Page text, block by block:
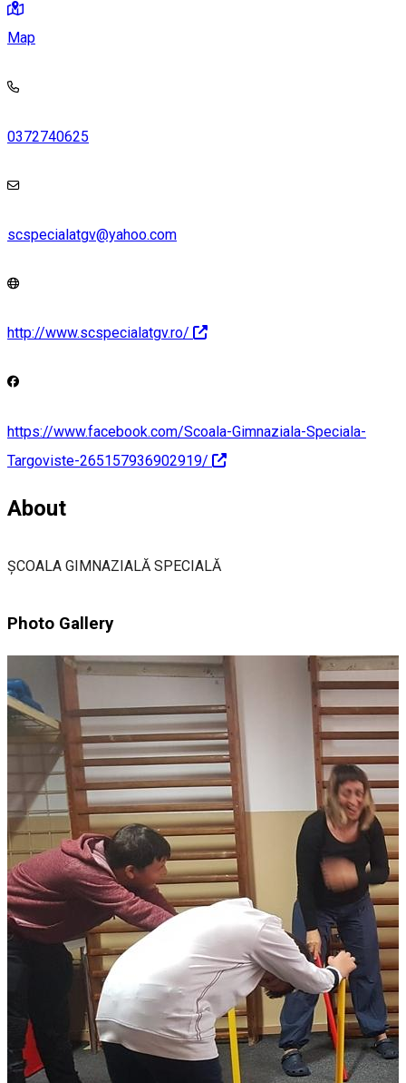
Map
0372740625
scspecialatgv@yahoo.com
http://www.scspecialatgv.ro/
https://www.facebook.com/Scoala-Gimnaziala-Speciala-
Targoviste-265157936902919/
About
ȘCOALA GIMNAZIALĂ SPECIALĂ
Photo Gallery